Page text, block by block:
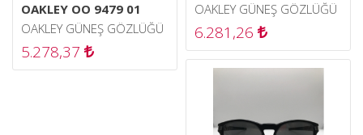
OAKLEY GÜNEŞ GÖZLÜĞÜ
6.281,26
OAKLEY OO 9479 01
OAKLEY GÜNEŞ GÖZLÜĞÜ
5.278,37